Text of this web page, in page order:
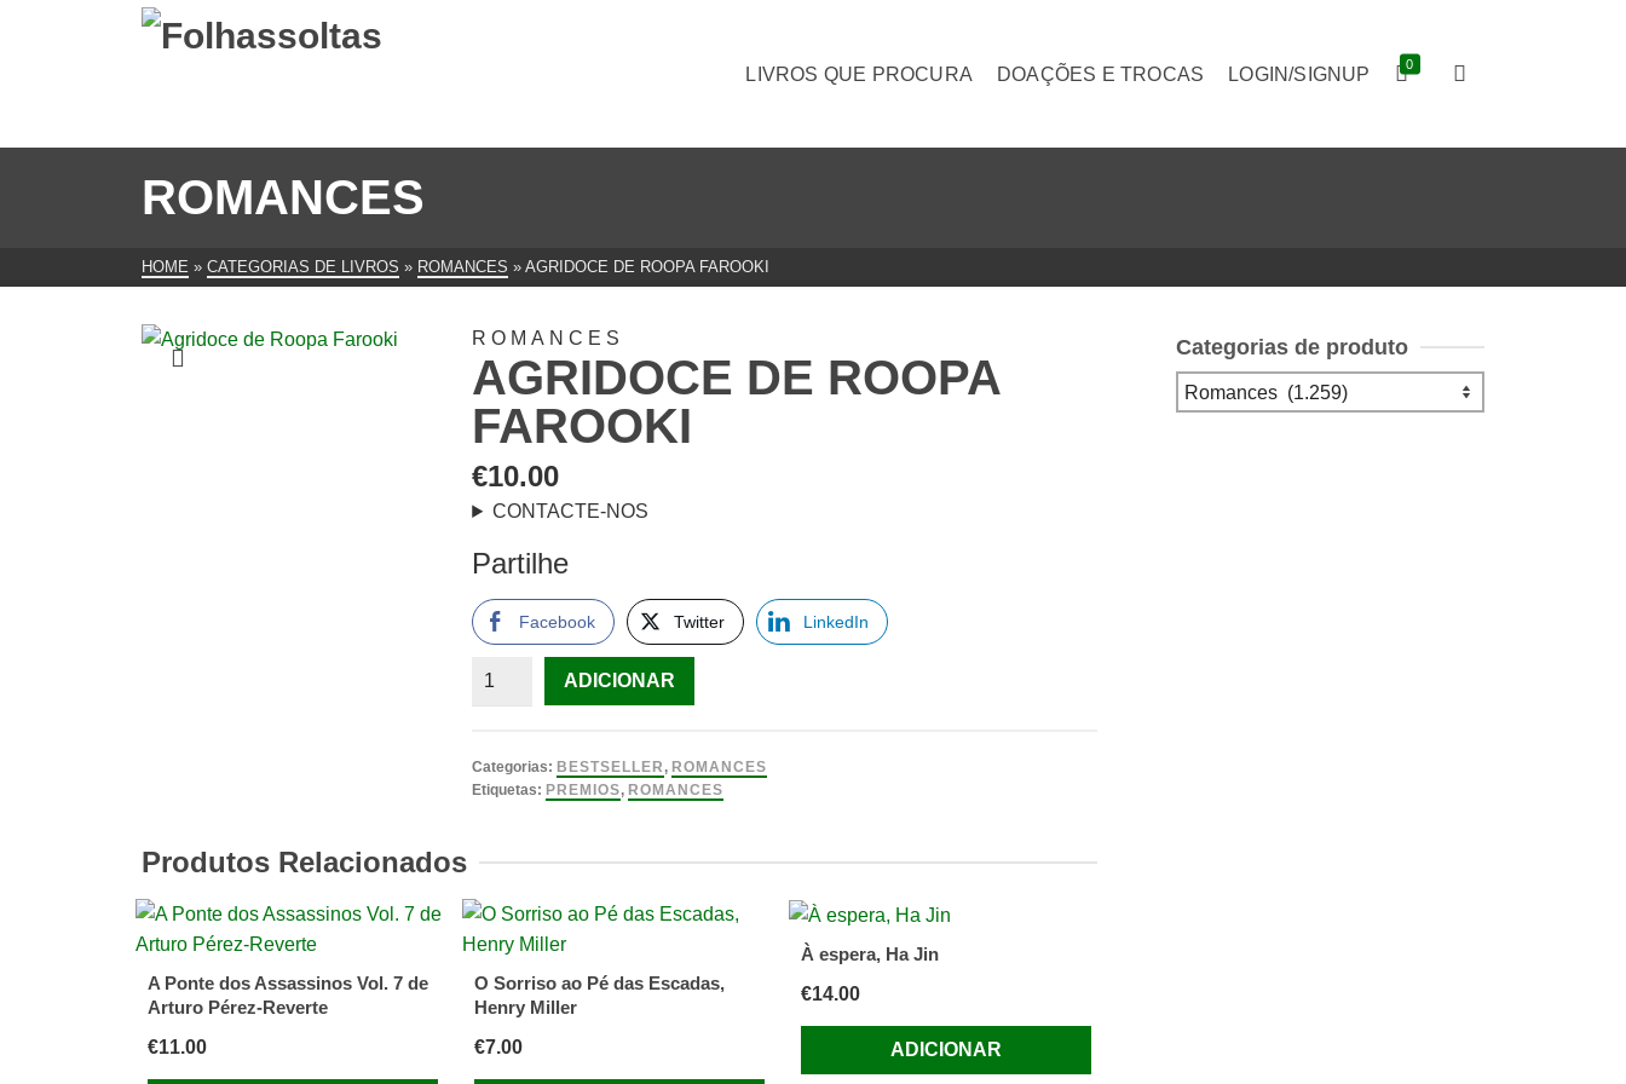
LIVROS QUE PROCURA DOAÇÕES E TROCAS LOGIN/SIGNUP 0
ROMANCES
HOME » CATEGORIAS DE LIVROS » ROMANCES » AGRIDOCE DE ROOPA FAROOKI
ROMANCES
AGRIDOCE DE ROOPA
FAROOKI
€10.00
CONTACTE-NOS
Partilhe
Facebook Twitter LinkedIn
Quantidade
de
Roopa
ADICIONAR
Categorias: BESTSELLER , ROMANCES
Etiquetas: PREMIOS, ROMANCES
Produtos Relacionados
A Ponte dos Assassinos Vol. 7 de
Arturo Pérez-Reverte
€11.00
O Sorriso ao Pé das Escadas,
Henry Miller
€7.00
À espera, Ha Jin
€14.00
ADICIONAR
Categorias de produto